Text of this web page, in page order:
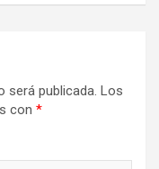
será publicada. Los
con *